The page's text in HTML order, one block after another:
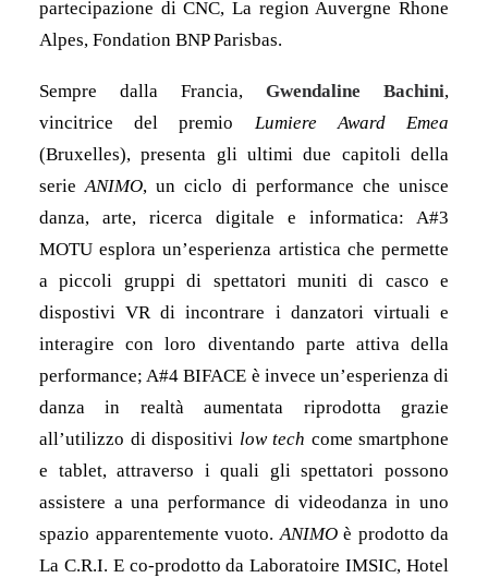
partecipazione di CNC, La region Auvergne Rhone
Alpes, Fondation BNP Parisbas.
Sempre dalla Francia, Gwendaline Bachini,
vincitrice del premio Lumiere Award Emea
(Bruxelles), presenta gli ultimi due capitoli della
serieANIMO, un ciclo di performance che unisce
danza, arte, ricerca digitale e informatica: A#3
MOTU esplora un’esperienza artistica che permette
a piccoli gruppi di spettatori muniti di casco e
dispostivi VR di incontrare i danzatori virtuali e
interagire con loro diventando parte attiva della
performance; A#4 BIFACE è invece un’esperienza di
danza in realtà aumentata riprodotta grazie
all’utilizzo di dispositivi low tech come smartphone
e tablet, attraverso i quali gli spettatori possono
assistere a una performance di videodanza in uno
spazio apparentemente vuoto.ANIMOè prodotto da
La C.R.I. E co-prodotto da Laboratoire IMSIC, Hotel